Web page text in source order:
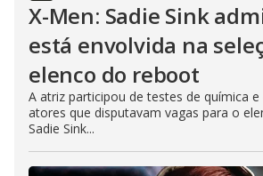
X-Men: Sadie Sink
está envolvida na
elenco do reboot
A atriz participou de testes de química
atores que disputavam vagas para o
Sadie Sink...